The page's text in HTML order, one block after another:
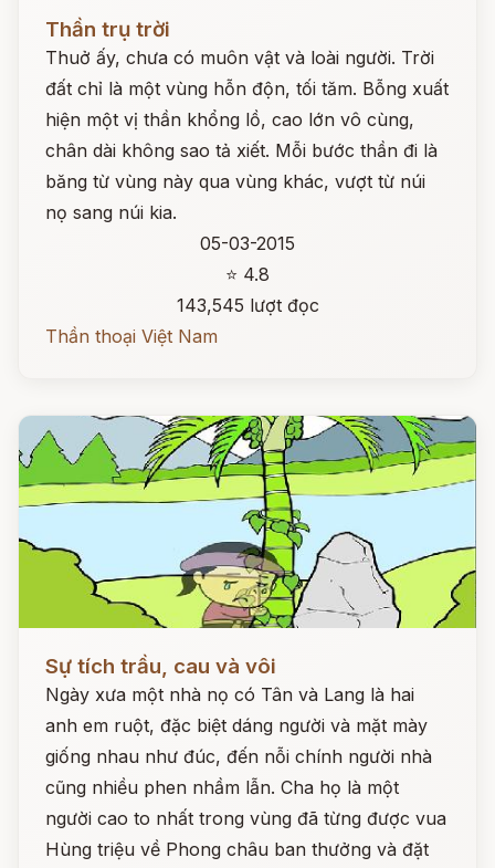
Đọc ngay
Thần trụ trời
Thuở ấy, chưa có muôn vật và loài người. Trời
đất chỉ là một vùng hỗn độn, tối tăm. Bỗng xuất
hiện một vị thần khổng lồ, cao lớn vô cùng,
chân dài không sao tả xiết. Mỗi bước thần đi là
băng từ vùng này qua vùng khác, vượt từ núi
nọ sang núi kia.
05-03-2015
⭐ 4.8
143,545 lượt đọc
Thần thoại Việt Nam
Sự tích trầu, cau và vôi
Ngày xưa một nhà nọ có Tân và Lang là hai
anh em ruột, đặc biệt dáng người và mặt mày
giống nhau như đúc, đến nỗi chính người nhà
cũng nhiều phen nhầm lẫn. Cha họ là một
người cao to nhất trong vùng đã từng được vua
Hùng triệu về Phong châu ban thưởng và đặt